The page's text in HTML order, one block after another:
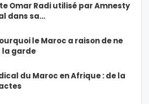
Omar Radi utilisé par Amnesty
dans sa…
le Maroc a raison de ne
la garde
du Maroc en Afrique : de la